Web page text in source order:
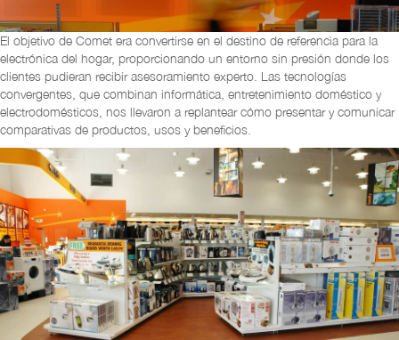
El objetivo de Comet era convertirse en el destino de referencia para la
electrónica del hogar, proporcionando un entorno sin presión donde los
clientes pudieran recibir asesoramiento experto. Las tecnologías
convergentes, que combinan informática, entretenimiento doméstico y
electrodomésticos, nos llevaron a replantear cómo presentar y comunicar
comparativas de productos, usos y beneficios.